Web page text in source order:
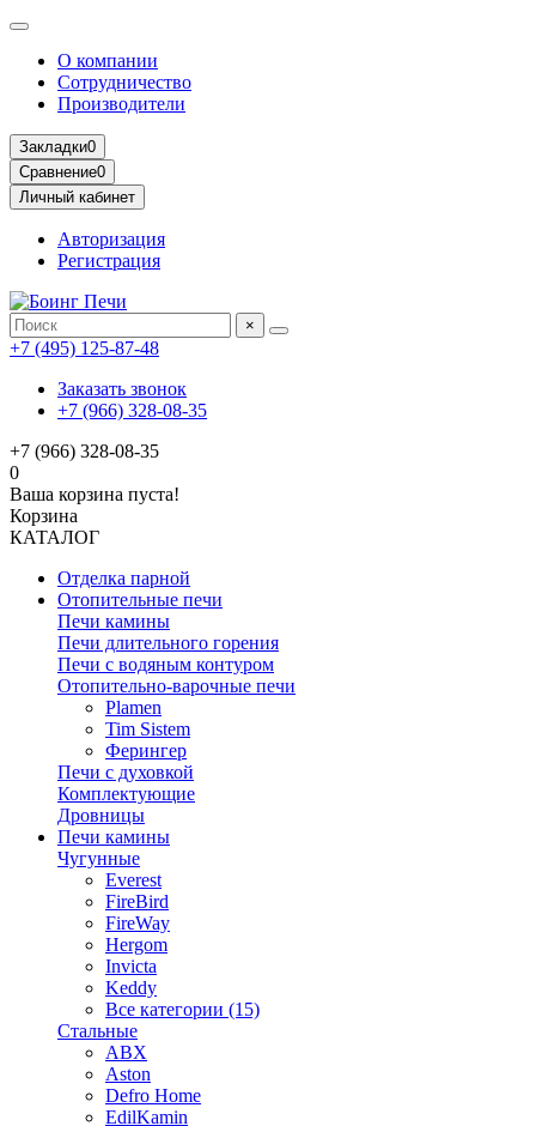
О компании
Сотрудничество
Производители
Закладки0
Сравнение0
Личный кабинет
Авторизация
Регистрация
×
+7 (495) 125-87-48
Заказать звонок
+7 (966) 328-08-35
+7 (966) 328-08-35
0
Ваша корзина пуста!
Корзина
КАТАЛОГ
Отделка парной
Отопительные печи
Печи камины
Печи длительного горения
Печи с водяным контуром
Отопительно-варочные печи
Plamen
Tim Sistem
Ферингер
Печи с духовкой
Комплектующие
Дровницы
Печи камины
Чугунные
Everest
FireBird
FireWay
Hergom
Invicta
Keddy
Все категории (15)
Стальные
ABX
Aston
Defro Home
EdilKamin